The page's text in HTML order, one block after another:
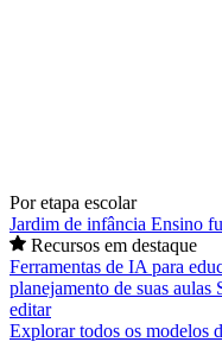
Por etapa escolar
Jardim de infância Ensino
Recursos em destaque
Ferramentas de IA para
planejamento de suas aulas
editar
Explorar todos os modelos